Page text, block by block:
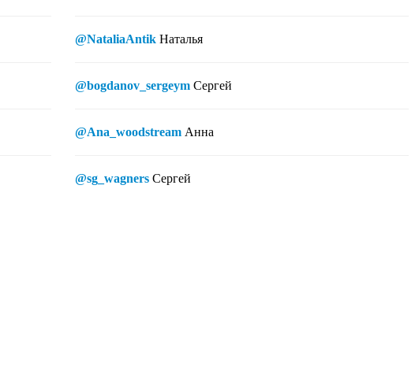
@NataliaAntik Наталья
@bogdanov_sergeym Сергей
@Ana_woodstream Анна
@sg_wagners Сергей